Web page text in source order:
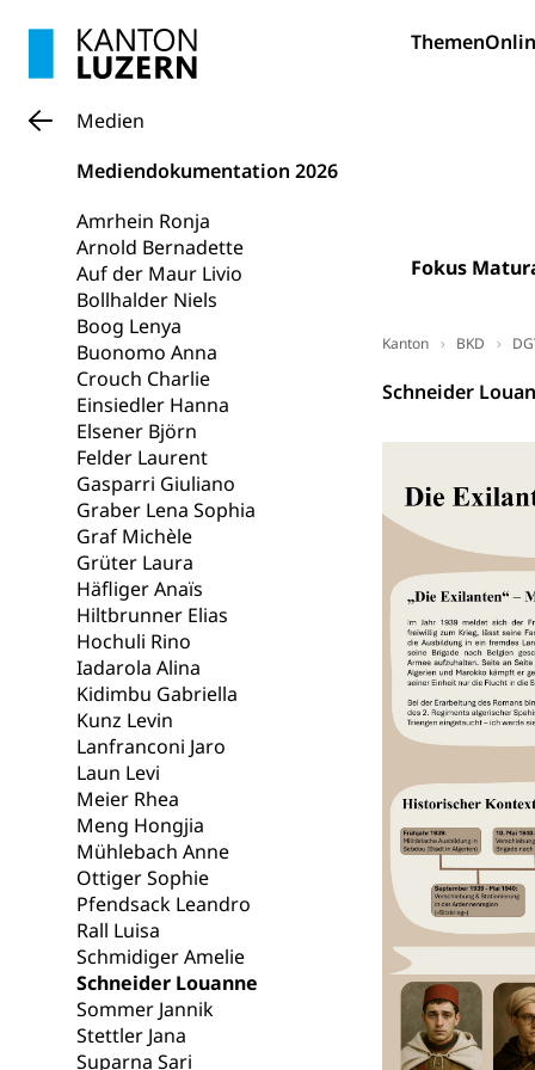
Themen
Fokus
Medien
Mediendokumentation 2026
Amrhein Ronja
Arnold Bernadette
Auf der Maur Livio
Bollhalder Niels
Boog Lenya
Buonomo Anna
Crouch Charlie
Einsiedler Hanna
Elsener Björn
Felder Laurent
Gasparri Giuliano
Graber Lena Sophia
Graf Michèle
Grüter Laura
Häfliger Anaïs
Hiltbrunner Elias
Hochuli Rino
Iadarola Alina
Kidimbu Gabriella
Kunz Levin
Lanfranconi Jaro
Laun Levi
Meier Rhea
Meng Hongjia
Mühlebach Anne
Ottiger Sophie
Pfendsack Leandro
Rall Luisa
Schmidiger Amelie
Schneider Louanne
Sommer Jannik
Stettler Jana
Suparna Sari
Kanton BKD
Schneider
Fachstelle
Technische
sichere
Trinkwasser
Prävention
Soziale
Kranken-
Soziales
Sucht und
Fachstelle